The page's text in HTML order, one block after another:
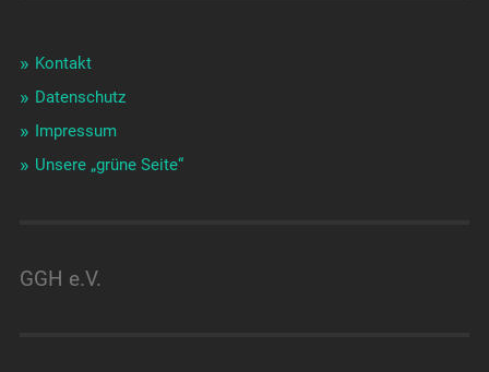
Kontakt
Datenschutz
Impressum
Unsere „grüne Seite“
GGH e.V.